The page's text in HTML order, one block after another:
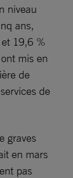
niveau
ans,
19,6 %
mis en
de
de
graves
en mars
pas